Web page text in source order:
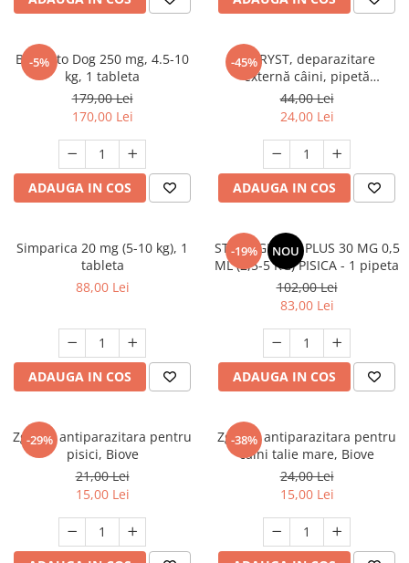
FRESH FARM
MY LOVE
ROYALIST
RECOMPENSE
DIETE VETERINARE
IGIENA SI COSMETICA
SAMPOANE
SUPLIMENTE
AFECTIUNI DERMATOLOGICE
AFECTIUNI DIGESTIVE
AFECTIUNI HEPATICE
AFECTIUNI URINARE
IMUNITATE
LAPTE PRAF
FARMINA
FRESH FARM
MORANDO
ACCESORII
DIETE VETERINARE
IGIENA SI COSMETICA
SAMPOANE
RECOMPENSE
AFECTIUNI AURICULARE
AFECTIUNI DERMATOLOGICE
AFECTIUNI DIGESTIVE
AFECTIUNI OCULARE
AFECTIUNI URINARE
IMUNITATE
LAPTE PRAF
-5%
Bravecto Dog 250 mg, 4.5-10
kg, 1 tableta
179,00 Lei
170,00 Lei
ADAUGA IN COS
-45%
FYPRYST, deparazitare
externă câini, pipetă
repelentă, L(20 - 40kg), 1 buc
44,00 Lei
24,00 Lei
ADAUGA IN COS
Simparica 20 mg (5-10 kg), 1
tableta
88,00 Lei
ADAUGA IN COS
-19% NOU
STRONGHOLD PLUS 30 MG 0,5
ML (2,5-5 KG) PISICA - 1 pipeta
102,00 Lei
83,00 Lei
ADAUGA IN COS
-29%
Zgarda antiparazitara pentru
pisici, Biove
21,00 Lei
15,00 Lei
-38%
Zgarda antiparazitara pentru
caini talie mare, Biove
24,00 Lei
15,00 Lei